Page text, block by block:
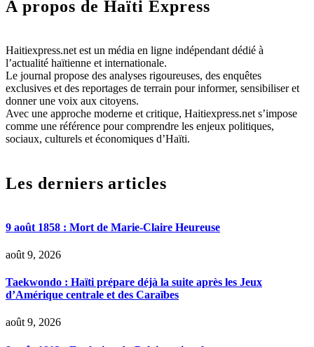
A propos de Haïti Express
Haitiexpress.net est un média en ligne indépendant dédié à
l’actualité haïtienne et internationale.
Le journal propose des analyses rigoureuses, des enquêtes
exclusives et des reportages de terrain pour informer, sensibiliser et
donner une voix aux citoyens.
Avec une approche moderne et critique, Haitiexpress.net s’impose
comme une référence pour comprendre les enjeux politiques,
sociaux, culturels et économiques d’Haïti.
Les derniers articles
9 août 1858 : Mort de Marie-Claire Heureuse
août 9, 2026
Taekwondo : Haïti prépare déjà la suite après les Jeux
d’Amérique centrale et des Caraïbes
août 9, 2026